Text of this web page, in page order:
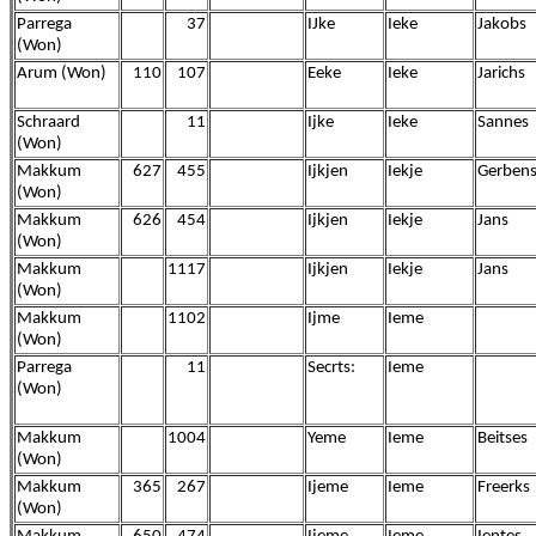
Parrega
(Won)
37 IJke Ieke Jakobs
Arum (Won) 110 107 Eeke Ieke Jarichs
Schraard
(Won)
11 Ijke Ieke Sannes
Makkum
(Won)
627 455 Ijkjen Iekje Gerbens
Makkum
(Won)
626 454 Ijkjen Iekje Jans
Makkum
(Won)
1117 Ijkjen Iekje Jans
Makkum
(Won)
1102 Ijme Ieme
Parrega
(Won)
11 Secrts: Ieme
Makkum
(Won)
1004 Yeme Ieme Beitses
Makkum
(Won)
365 267 Ijeme Ieme Freerks